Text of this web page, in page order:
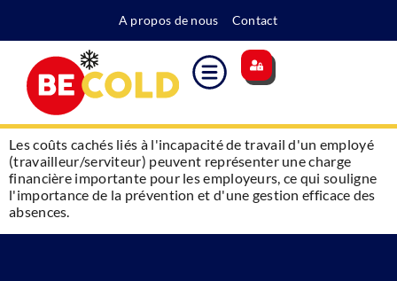
A propos de nous Contact
Les coûts cachés liés à l'incapacité de travail d'un employé
(travailleur/serviteur) peuvent représenter une charge
financière importante pour les employeurs, ce qui souligne
l'importance de la prévention et d'une gestion efficace des
absences.